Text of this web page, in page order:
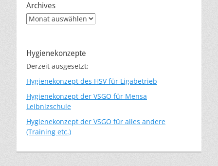
Archives
Archives
Hygienekonzepte
Derzeit ausgesetzt:
Hygienekonzept des HSV für Ligabetrieb
Hygienekonzept der VSGO für Mensa
Leibnizschule
Hygienekonzept der VSGO für alles andere
(Training etc.)